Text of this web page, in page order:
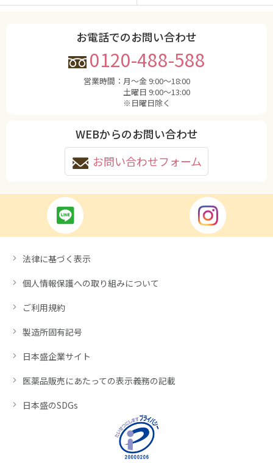
お電話でのお問い合わせ
0120-488-588
営業時間： 月〜金 9:00〜18:00
土曜日 9:00〜13:00
※日曜日除く
WEBからのお問い合わせ
お問い合わせフォーム
法律に基づく表示
個人情報保護への取り組みについて
ご利用規約
製造所固有記号
日本盛企業サイト
医薬品販売にあたっての表示義務の記載
日本盛のSDGs